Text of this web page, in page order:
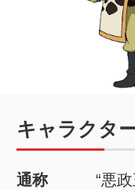
キャラクタ
通称
“悪